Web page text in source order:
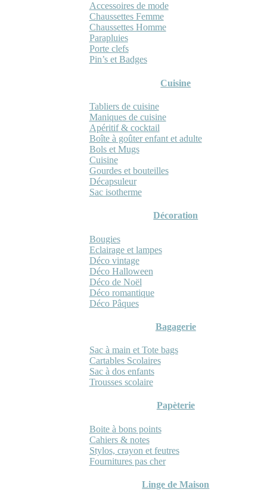
Accessoires de mode
Chaussettes Femme
Chaussettes Homme
Parapluies
Porte clefs
Pin’s et Badges
Cuisine
Tabliers de cuisine
Maniques de cuisine
Apéritif & cocktail
Boîte à goûter enfant et adulte
Bols et Mugs
Cuisine
Gourdes et bouteilles
Décapsuleur
Sac isotherme
Décoration
Bougies
Eclairage et lampes
Déco vintage
Déco Halloween
Déco de Noël
Déco romantique
Déco Pâques
Bagagerie
Sac à main et Tote bags
Cartables Scolaires
Sac à dos enfants
Trousses scolaire
Papèterie
Boite à bons points
Cahiers & notes
Stylos, crayon et feutres
Fournitures pas cher
Linge de Maison